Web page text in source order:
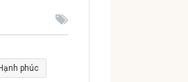
c
o
:
Hạnh phúc